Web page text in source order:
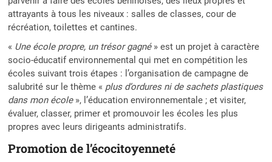
attrayants à tous les niveaux : salles de classes, cour de
récréation, toilettes et cantines.
« Une école propre, un trésor gagné» est un projet à caractère
socio-éducatif environnemental qui met en compétition les
écoles suivant trois étapes : l’organisation de campagne de
salubrité sur le thème « plus d’ordures ni de sachets plastiques
dans mon école», l’éducation environnementale ; et visiter,
évaluer, classer, primer et promouvoir les écoles les plus
propres avec leurs dirigeants administratifs.
Promotion de l’écocitoyenneté